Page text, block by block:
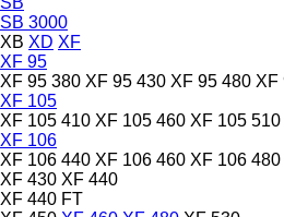
SB 3000
XB XD XF
XF 95
XF 95 380 XF 95 430 XF 95 480 XF
XF 105
XF 105 410 XF 105 460 XF 105 510
XF 106
XF 106 440 XF 106 460 XF 106 480
XF 430 XF 440
XF 440 FT